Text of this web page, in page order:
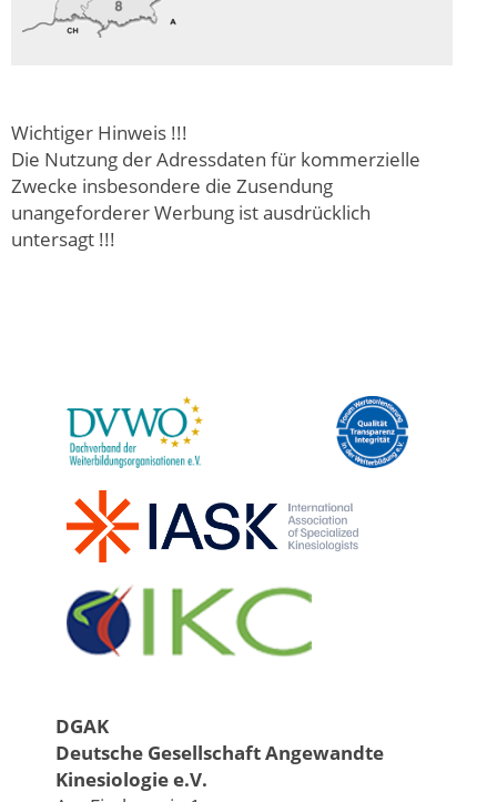
Wichtiger Hinweis !!!
Die Nutzung der Adressdaten für kommerzielle
Zwecke insbesondere die Zusendung
unangeforderer Werbung ist ausdrücklich
untersagt !!!
DGAK
Deutsche Gesellschaft Angewandte
Kinesiologie e.V.